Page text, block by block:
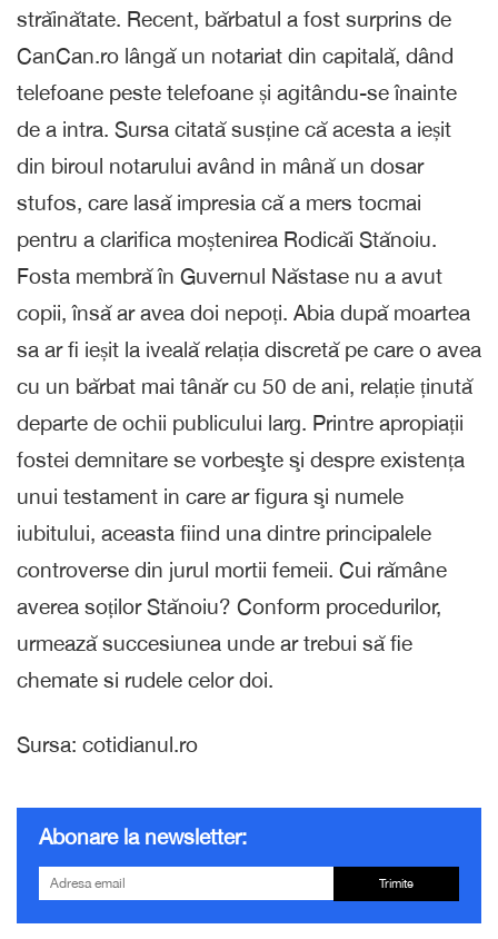
străinătate. Recent, bărbatul a fost surprins de
CanCan.ro lângă un notariat din capitală, dând
telefoane peste telefoane și agitându-se înainte
de a intra. Sursa citată susține că acesta a ieșit
din biroul notarului având in mână un dosar
stufos, care lasă impresia că a mers tocmai
pentru a clarifica moștenirea Rodicăi Stănoiu.
Fosta membră în Guvernul Năstase nu a avut
copii, însă ar avea doi nepoți. Abia după moartea
sa ar fi ieșit la iveală relația discretă pe care o avea
cu un bărbat mai tânăr cu 50 de ani, relație ținută
departe de ochii publicului larg. Printre apropiații
fostei demnitare se vorbeşte şi despre existența
unui testament in care ar figura şi numele
iubitului, aceasta fiind una dintre principalele
controverse din jurul mortii femeii. Cui rămâne
averea soților Stănoiu? Conform procedurilor,
urmează succesiunea unde ar trebui să fie
chemate si rudele celor doi.
Sursa: cotidianul.ro
Abonare la newsletter:
Trimite